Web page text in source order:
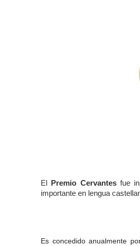
El Premio Cervantesfue
importante en lengua
Es concedido anualmente